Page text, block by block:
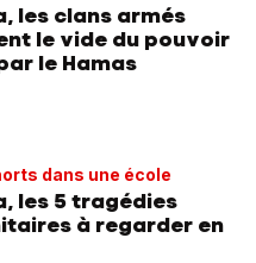
les clans armés
le vide du pouvoir
le Hamas
dans une école
les 5 tragédies
à regarder en